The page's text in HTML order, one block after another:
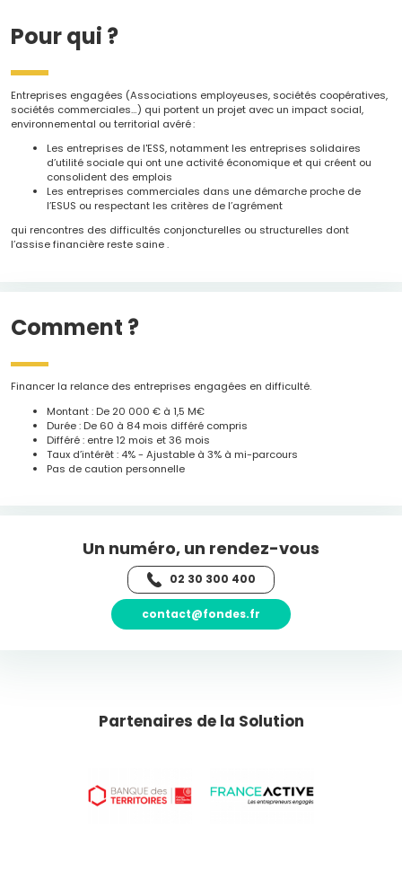
Pour qui ?
Entreprises engagées (Associations employeuses, sociétés coopératives,
sociétés commerciales…) qui portent un projet avec un impact social,
environnemental ou territorial avéré :
Les entreprises de l'ESS, notamment les entreprises solidaires
d’utilité sociale qui ont une activité économique et qui créent ou
consolident des emplois
Les entreprises commerciales dans une démarche proche de
l’ESUS ou respectant les critères de l’agrément
qui rencontres des difficultés conjoncturelles ou structurelles dont
l’assise financière reste saine .
Comment ?
Financer la relance des entreprises engagées en difficulté.
Montant : De 20 000 € à 1,5 M€
Durée : De 60 à 84 mois différé compris
Différé : entre 12 mois et 36 mois
Taux d’intérêt : 4% - Ajustable à 3% à mi-parcours
Pas de caution personnelle
Un numéro, un rendez-vous
02 30 300 400
contact@fondes.fr
Partenaires de la Solution